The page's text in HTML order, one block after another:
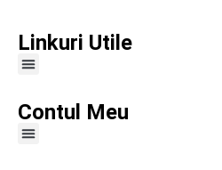
Linkuri Utile
Contul Meu